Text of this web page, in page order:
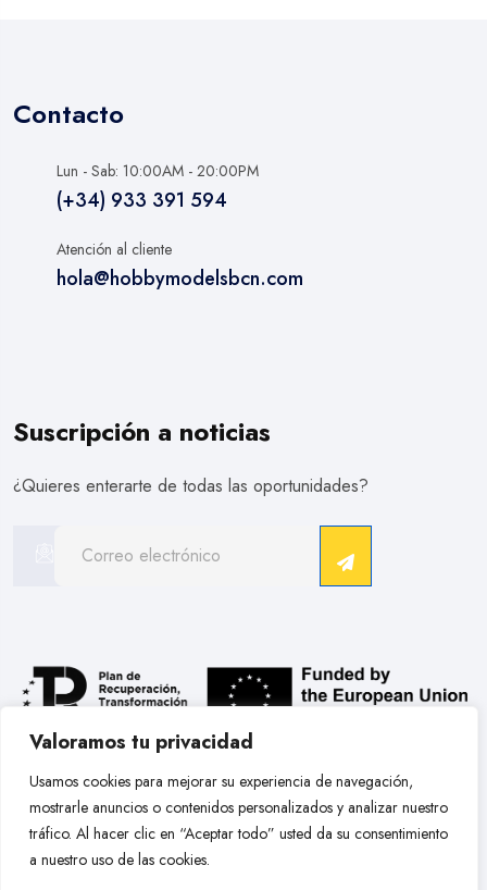
Valoramos tu privacidad
Usamos cookies para mejorar su experiencia de navegación,
mostrarle anuncios o contenidos personalizados y analizar nuestro
tráfico. Al hacer clic en “Aceptar todo” usted da su consentimiento
a nuestro uso de las cookies.
Contacto
Lun - Sab: 10:00AM - 20:00PM
(+34) 933 391 594
Atención al cliente
hola@hobbymodelsbcn.com
Suscripción a noticias
¿Quieres enterarte de todas las oportunidades?
Copyright © 2026 Hobby Models Bcn. Todos Los Derechos
Reservados.